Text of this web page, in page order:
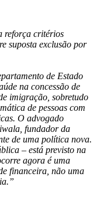
reforça critérios
suposta exclusão por
de Estado
na concessão de
imigração, sobretudo
de pessoas com
O advogado
fundador da
de uma política nova.
– está previsto na
agora é uma
financeira, não uma